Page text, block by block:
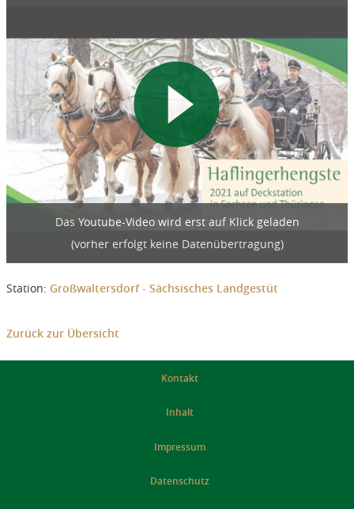
Das Youtube-Video wird erst auf Klick geladen
(vorher erfolgt keine Datenübertragung)
Station: Großwaltersdorf - Sächsisches Landgestüt
Zurück zur Übersicht
Kontakt
Inhalt
Impressum
Datenschutz